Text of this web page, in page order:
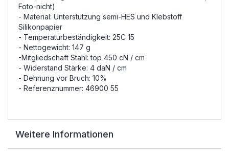
Foto-nicht)
- Material: Unterstützung semi-HES und Klebstoff
Silikonpapier
- Temperaturbeständigkeit: 25C 15
- Nettogewicht: 147 g
-Mitgliedschaft Stahl: top 450 cN / cm
- Widerstand Stärke: 4 daN / cm
- Dehnung vor Bruch: 10%
- Referenznummer: 46900 55
Weitere Informationen